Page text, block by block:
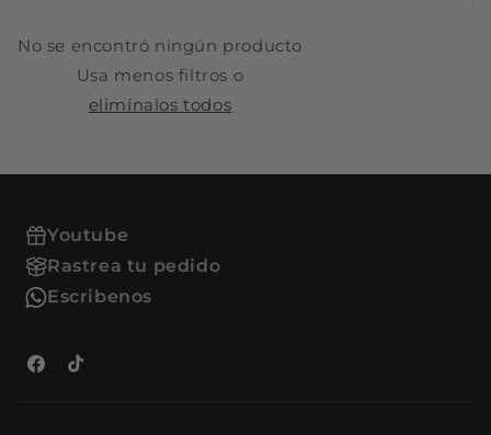
No se encontró ningún producto
Usa menos filtros o
elimínalos todos
Youtube
Rastrea tu pedido
Escribenos
Facebook
TikTok